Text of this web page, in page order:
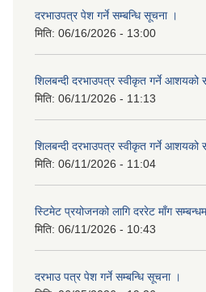
दरभाउपत्र पेश गर्ने सम्बन्धि सूचना ।
मिति: 06/16/2026 - 13:00
शिलबन्दी दरभाउपत्र स्वीकृत गर्ने आशयको
मिति: 06/11/2026 - 11:13
शिलबन्दी दरभाउपत्र स्वीकृत गर्ने आशयको
मिति: 06/11/2026 - 11:04
स्टिमेट प्रयोजनको लागि दररेट माँग
मिति: 06/11/2026 - 10:43
दरभाउ पत्र पेश गर्ने सम्बन्धि सूचना ।